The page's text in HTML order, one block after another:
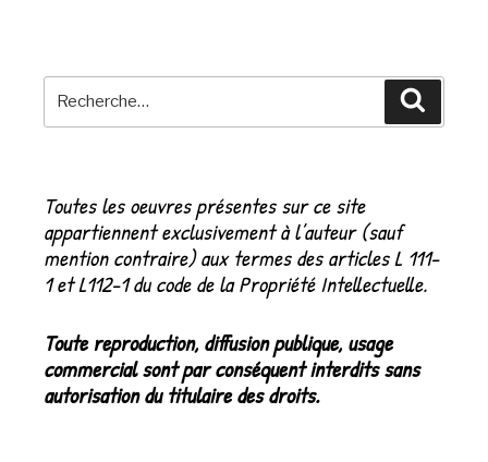
Recherche
pour
Toutes les oeuvres présentes sur ce site
appartiennent exclusivement à l’auteur (sauf
mention contraire) aux termes des articles L 111-
1 et L112-1 du code de la Propriété Intellectuelle.
Toute reproduction, diffusion publique, usage
commercial sont par conséquent interdits sans
autorisation du titulaire des droits.